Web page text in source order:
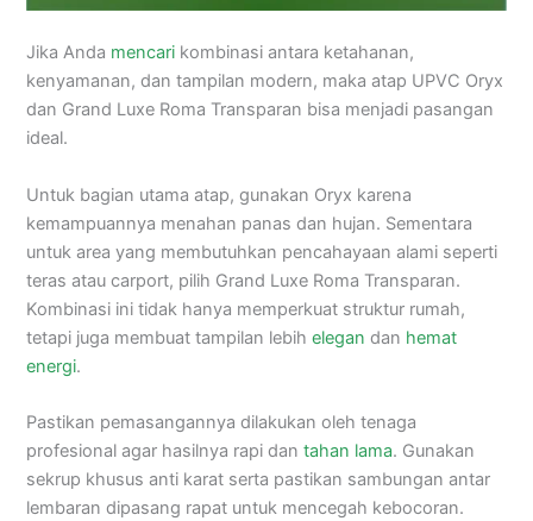
Jika Anda mencari kombinasi antara ketahanan,
kenyamanan, dan tampilan modern, maka atap UPVC Oryx
dan Grand Luxe Roma Transparan bisa menjadi pasangan
ideal.
Untuk bagian utama atap, gunakan Oryx karena
kemampuannya menahan panas dan hujan. Sementara
untuk area yang membutuhkan pencahayaan alami seperti
teras atau carport, pilih Grand Luxe Roma Transparan.
Kombinasi ini tidak hanya memperkuat struktur rumah,
tetapi juga membuat tampilan lebihelegan dan hemat
energi.
Pastikan pemasangannya dilakukan oleh tenaga
profesional agar hasilnya rapi dantahan lama. Gunakan
sekrup khusus anti karat serta pastikan sambungan antar
lembaran dipasang rapat untuk mencegah kebocoran.